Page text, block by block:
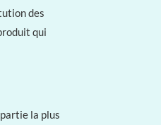
des
qui
la plus